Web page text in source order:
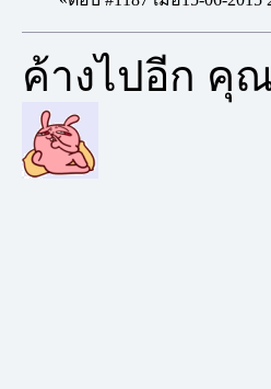
ค้างไปอีก คุ